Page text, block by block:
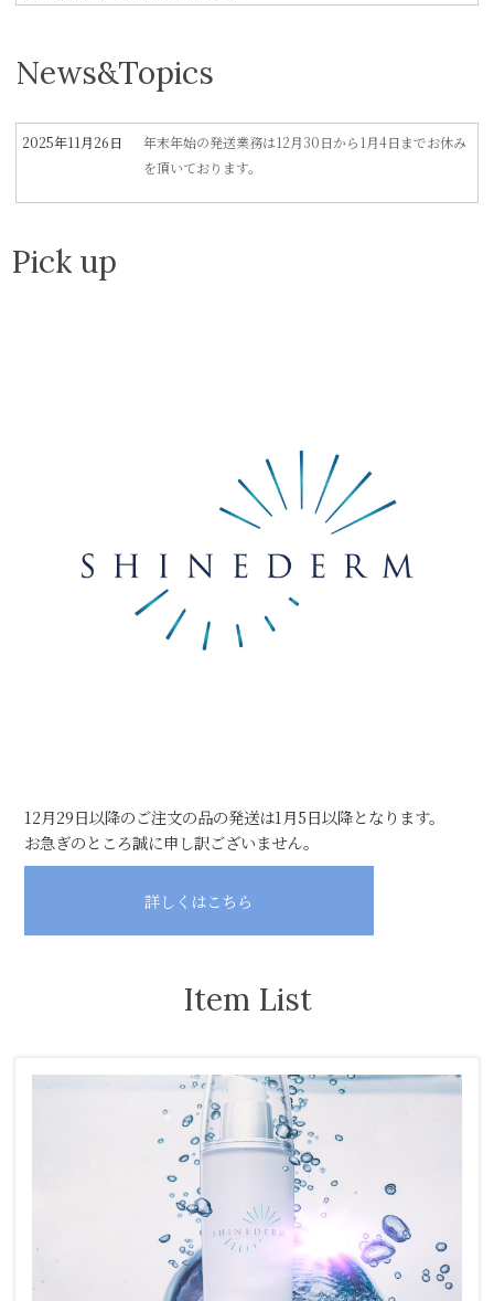
News&Topics
2025年11月26日
年末年始の発送業務は12月30日から1月4日までお休み
を頂いております。
Pick up
12月29日以降のご注文の品の発送は1月5日以降となります。
お急ぎのところ誠に申し訳ございません。
詳しくはこちら
Item List